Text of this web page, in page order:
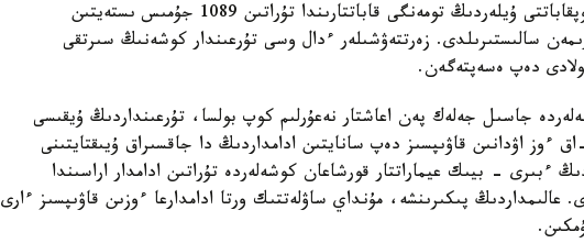
كەيىن بۇل مالىمەتتەر توكيودا كوپقاباتتى ۇيلەردىڭ تومەنگى قاباتتارىندا تۇراتىن 1089 جۇمىس ىستەيتىن
سالىستىرىلدى. زەرتتەۋشىلەر ءدال وسى تۇرعىندار كوشەنىڭ سىرتقى
دەپ ەسەپتەگەن.
جاسىل جەلەك پەن اعاشتار نەعۇرلىم كوپ بولسا، تۇرعىنداردىڭ ۇيقىسى
ءوز اۋدانىن قاۋىپسىز دەپ سانايتىن ادامداردىڭ دا جاقسىراق ۇيىقتايتىنى
ءبىرى - بيىك عيماراتتار قورشاعان كوشەلەردە تۇراتىن ادامدار اراسىندا
پىكىرىنشە، مۇنداي ساۋلەتتىك ورتا ادامدارعا ءوزىن قاۋىپسىز ءارى